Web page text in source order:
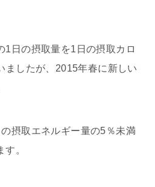
1日の摂取量を1日の摂取カロ
ましたが、2015年春に新しい
摂取エネルギー量の5％未満
。